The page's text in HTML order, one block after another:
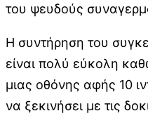
του ψευδούς
Η συντήρηση του
είναι πολύ εύκολη
μιας οθόνης αφής 10
να ξεκινήσει με τις